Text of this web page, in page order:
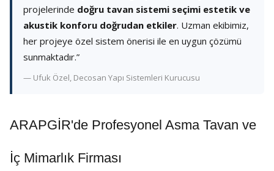
projelerinde doğru tavan sistemi seçimi estetik ve
akustik konforu doğrudan etkiler. Uzman ekibimiz,
her projeye özel sistem önerisi ile en uygun çözümü
sunmaktadır.”
— Ufuk Özel, Decosan Yapı Sistemleri Kurucusu
ARAPGİR'de Profesyonel Asma Tavan ve
İç Mimarlık Firması